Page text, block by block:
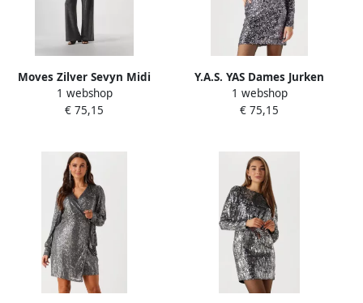
Moves Zilver Sevyn Midi
Jurk Gray Dames
1 webshop
€ 75,15
Y.A.S. YAS Dames Jurken
Yasspena Ls Dress Zilver
1 webshop
€ 75,15